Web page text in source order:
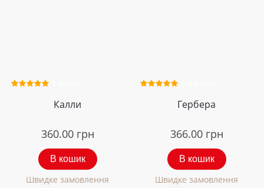
Калли
360.00 грн
В кошик
Швидке замовлення
Гербера
366.00 грн
В кошик
Швидке замовлення